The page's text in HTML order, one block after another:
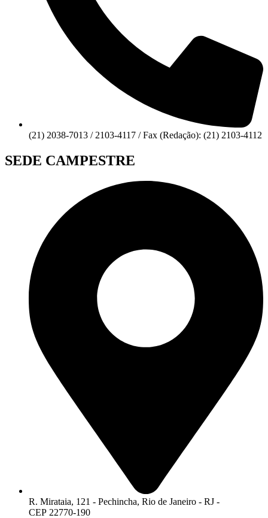
(21) 2038-7013 / 2103-4117 / Fax (Redação): (21) 2103-4112
SEDE CAMPESTRE
R. Mirataia, 121 - Pechincha, Rio de Janeiro - RJ -
CEP 22770-190